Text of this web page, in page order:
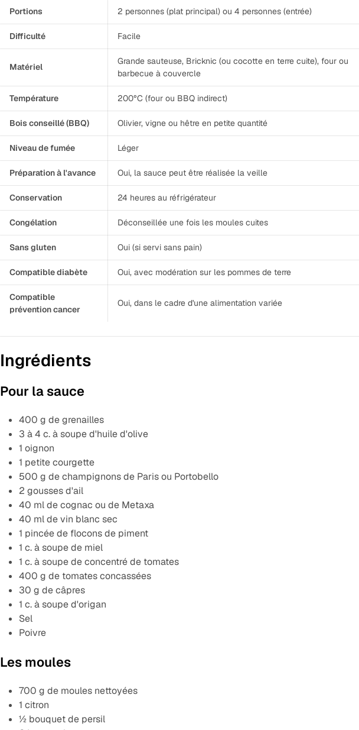
Portions 2 personnes (plat principal) ou 4 personnes (entrée)
Difficulté Facile
Matériel
Grande sauteuse, Bricknic (ou cocotte en terre cuite), four ou
barbecue à couvercle
Température 200°C (four ou BBQ indirect)
Bois conseillé (BBQ) Olivier, vigne ou hêtre en petite quantité
Niveau de fumée Léger
Préparation à l'avance Oui, la sauce peut être réalisée la veille
Conservation 24 heures au réfrigérateur
Congélation Déconseillée une fois les moules cuites
Sans gluten Oui (si servi sans pain)
Compatible diabète Oui, avec modération sur les pommes de terre
Compatible
prévention cancer
Oui, dans le cadre d'une alimentation variée
Ingrédients
Pour la sauce
400 g de grenailles
3 à 4 c. à soupe d'huile d'olive
1 oignon
1 petite courgette
500 g de champignons de Paris ou Portobello
2 gousses d'ail
40 ml de cognac ou de Metaxa
40 ml de vin blanc sec
1 pincée de flocons de piment
1 c. à soupe de miel
1 c. à soupe de concentré de tomates
400 g de tomates concassées
30 g de câpres
1 c. à soupe d'origan
Sel
Poivre
Les moules
700 g de moules nettoyées
1 citron
½ bouquet de persil